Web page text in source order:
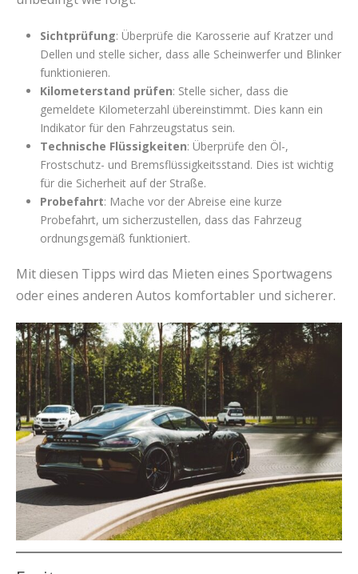
Sichtprüfung: Überprüfe die Karosserie auf Kratzer und
Dellen und stelle sicher, dass alle Scheinwerfer und Blinker
funktionieren.
Kilometerstand prüfen: Stelle sicher, dass die
gemeldete Kilometerzahl übereinstimmt. Dies kann ein
Indikator für den Fahrzeugstatus sein.
Technische Flüssigkeiten: Überprüfe den Öl-,
Frostschutz- und Bremsflüssigkeitsstand. Dies ist wichtig
für die Sicherheit auf der Straße.
Probefahrt: Mache vor der Abreise eine kurze
Probefahrt, um sicherzustellen, dass das Fahrzeug
ordnungsgemäß funktioniert.
Mit diesen Tipps wird das Mieten eines Sportwagens
oder eines anderen Autos komfortabler und sicherer.